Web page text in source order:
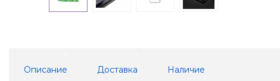
Описание Доставка Наличие